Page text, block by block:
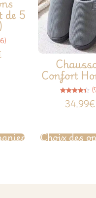
de 5
Confort
4.44
sur 5
34.99€
Choix des